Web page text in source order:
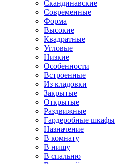
Скандинавские
Современные
Форма
Высокие
Квадратные
Угловые
Низкие
Особенности
Встроенные
Из кладовки
Закрытые
Открытые
Раздвижные
Гардеробные шкафы
Назначение
В комнату
В нишу
В спальню